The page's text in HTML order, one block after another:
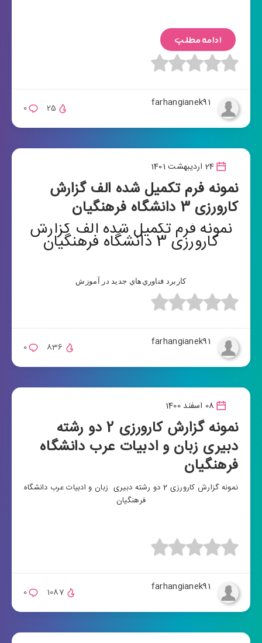
ادامه مطلب
farhangianek91
0 25
24 اردیبهشت 1401
نمونه فرم تکمیل شده الف گزارش
کارورزی 3 دانشگاه فرهنگیان
نمونه فرم تکمیل شده الف گزارش
کارورزی 3 دانشگاه فرهنگیان
كاربرد فناوري‌هاي جديد در آموزش
farhangianek91
0 836
08 اسفند 1400
نمونه گزارش کارورزی 2 دو رشته
دبیری زبان و ادبیات عرب دانشگاه
فرهنگیان
نمونه گزارش کارورزی 2 دو رشته دبیری زبان و ادبیات عرب دانشگاه
فرهنگیان
farhangianek91
0 1087